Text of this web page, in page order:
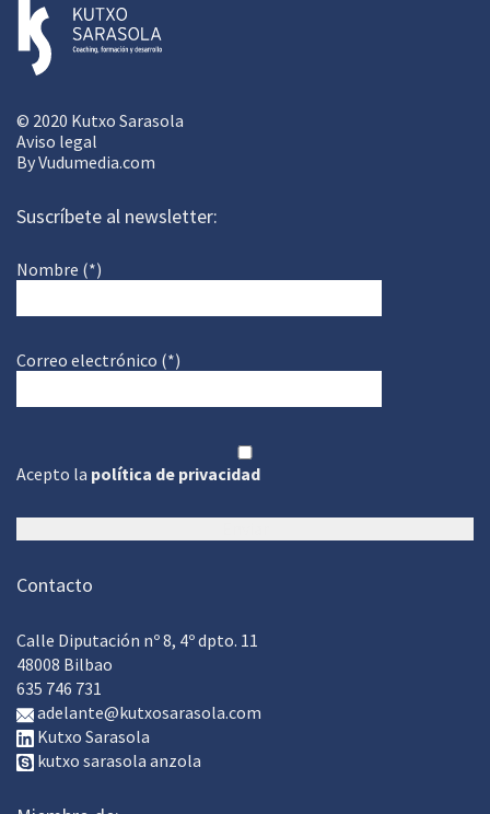
© 2020 Kutxo Sarasola
Aviso legal
ByVudumedia.com
Suscríbete al newsletter:
Nombre (*)
Correo electrónico (*)
Acepto la política de privacidad
Contacto
Calle Diputación nº 8, 4º dpto. 11
48008 Bilbao
635 746 731
adelante@kutxosarasola.com
Kutxo Sarasola
kutxo sarasola anzola